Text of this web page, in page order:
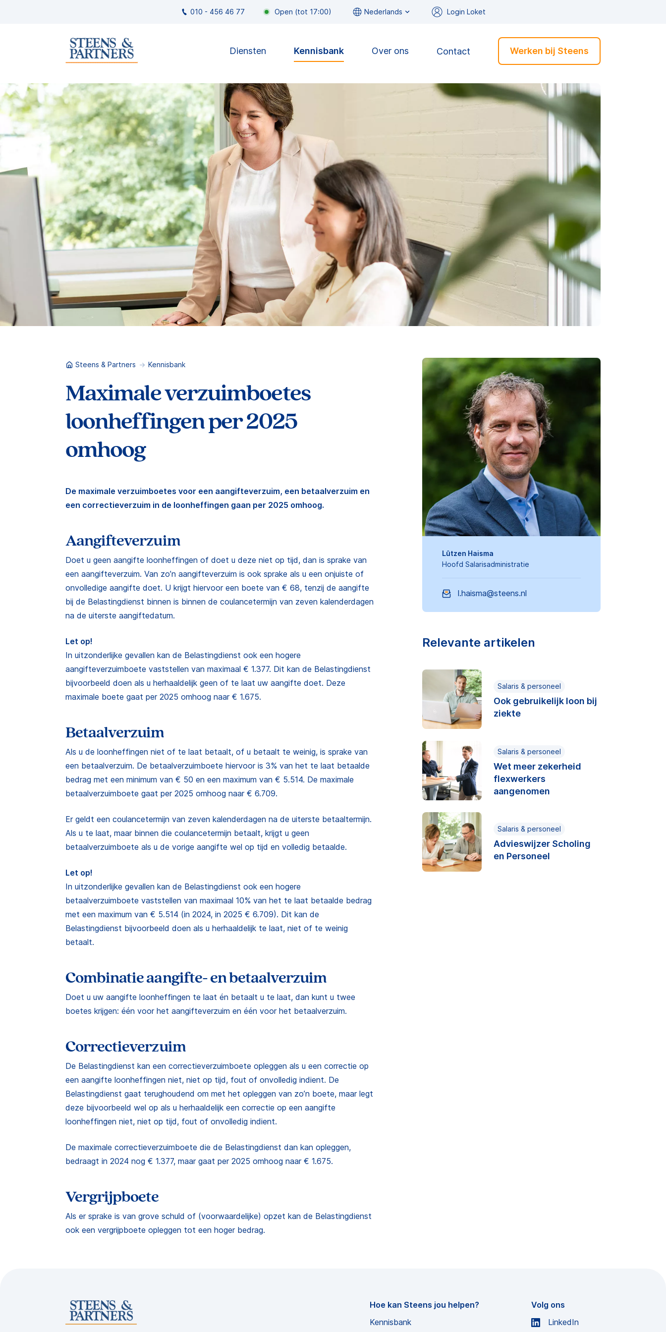
010 - 456 46 77 Open (tot 17:00) Nederlands Login Loket
Diensten Kennisbank Over ons Contact Werken bij Steens
Steens & Partners Kennisbank
Maximale verzuimboetes
loonheffingen per 2025
omhoog
De maximale verzuimboetes voor een aangifteverzuim, een betaalverzuim en
een correctieverzuim in de loonheffingen gaan per 2025 omhoog.
Aangifteverzuim
Doet u geen aangifte loonheffingen of doet u deze niet op tijd, dan is sprake van
een aangifteverzuim. Van zo’n aangifteverzuim is ook sprake als u een onjuiste of
onvolledige aangifte doet. U krijgt hiervoor een boete van € 68, tenzij de aangifte
bij de Belastingdienst binnen is binnen de coulancetermijn van zeven kalenderdagen
na de uiterste aangiftedatum.
Let op!
In uitzonderlijke gevallen kan de Belastingdienst ook een hogere
aangifteverzuimboete vaststellen van maximaal € 1.377. Dit kan de Belastingdienst
bijvoorbeeld doen als u herhaaldelijk geen of te laat uw aangifte doet. Deze
maximale boete gaat per 2025 omhoog naar € 1.675.
Betaalverzuim
Als u de loonheffingen niet of te laat betaalt, of u betaalt te weinig, is sprake van
een betaalverzuim. De betaalverzuimboete hiervoor is 3% van het te laat betaalde
bedrag met een minimum van € 50 en een maximum van € 5.514. De maximale
betaalverzuimboete gaat per 2025 omhoog naar € 6.709.
Er geldt een coulancetermijn van zeven kalenderdagen na de uiterste betaaltermijn.
Als u te laat, maar binnen die coulancetermijn betaalt, krijgt u geen
betaalverzuimboete als u de vorige aangifte wel op tijd en volledig betaalde.
Let op!
In uitzonderlijke gevallen kan de Belastingdienst ook een hogere
betaalverzuimboete vaststellen van maximaal 10% van het te laat betaalde bedrag
met een maximum van € 5.514 (in 2024, in 2025 € 6.709). Dit kan de
Belastingdienst bijvoorbeeld doen als u herhaaldelijk te laat, niet of te weinig
betaalt.
Combinatie aangifte- en betaalverzuim
Doet u uw aangifte loonheffingen te laat én betaalt u te laat, dan kunt u twee
boetes krijgen: één voor het aangifteverzuim en één voor het betaalverzuim.
Correctieverzuim
De Belastingdienst kan een correctieverzuimboete opleggen als u een correctie op
een aangifte loonheffingen niet, niet op tijd, fout of onvolledig indient. De
Belastingdienst gaat terughoudend om met het opleggen van zo’n boete, maar legt
deze bijvoorbeeld wel op als u herhaaldelijk een correctie op een aangifte
loonheffingen niet, niet op tijd, fout of onvolledig indient.
De maximale correctieverzuimboete die de Belastingdienst dan kan opleggen,
bedraagt in 2024 nog € 1.377, maar gaat per 2025 omhoog naar € 1.675.
Vergrijpboete
Als er sprake is van grove schuld of (voorwaardelijke) opzet kan de Belastingdienst
ook een vergrijpboete opleggen tot een hoger bedrag.
Lûtzen Haisma
Hoofd Salarisadministratie
l.haisma@steens.nl
Relevante artikelen
Salaris & personeel
Ook gebruikelijk loon bij
ziekte
Salaris & personeel
Wet meer zekerheid
flexwerkers
aangenomen
Salaris & personeel
Advieswijzer Scholing
en Personeel
Hoe kan Steens jou helpen?
Kennisbank
Volg ons
LinkedIn